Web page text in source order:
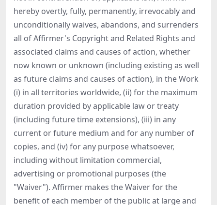
hereby overtly, fully, permanently, irrevocably and
unconditionally waives, abandons, and surrenders
all of Affirmer's Copyright and Related Rights and
associated claims and causes of action, whether
now known or unknown (including existing as well
as future claims and causes of action), in the Work
(i) in all territories worldwide, (ii) for the maximum
duration provided by applicable law or treaty
(including future time extensions), (iii) in any
current or future medium and for any number of
copies, and (iv) for any purpose whatsoever,
including without limitation commercial,
advertising or promotional purposes (the
"Waiver"). Affirmer makes the Waiver for the
benefit of each member of the public at large and